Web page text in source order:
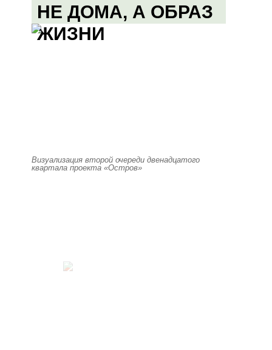
НЕ ДОМА, А ОБРАЗ
ЖИЗНИ
Визуализация второй очереди двенадцатого
квартала проекта «Остров»